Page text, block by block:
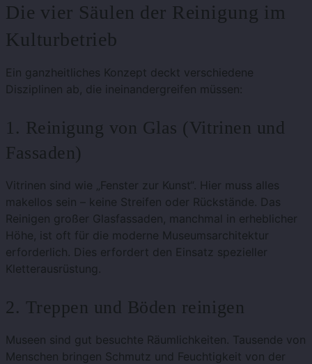
Die vier Säulen der Reinigung im
Kulturbetrieb
Ein ganzheitliches Konzept deckt verschiedene
Disziplinen ab, die ineinandergreifen müssen:
1. Reinigung von Glas (Vitrinen und
Fassaden)
Vitrinen sind wie „Fenster zur Kunst“. Hier muss alles
makellos sein – keine Streifen oder Rückstände. Das
Reinigen großer Glasfassaden, manchmal in erheblicher
Höhe, ist oft für die moderne Museumsarchitektur
erforderlich. Dies erfordert den Einsatz spezieller
Kletterausrüstung.
2. Treppen und Böden reinigen
Museen sind gut besuchte Räumlichkeiten. Tausende von
Menschen bringen Schmutz und Feuchtigkeit von der